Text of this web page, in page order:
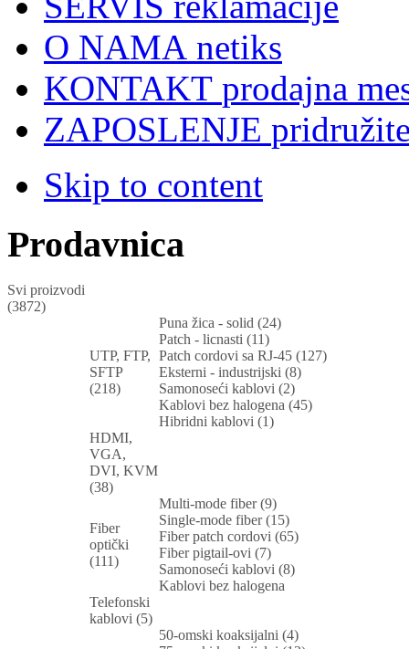
O NAMA netiks
KONTAKT prodajna
ZAPOSLENJE
Skip to content
Prodavnica
Svi proizvodi
(3872)
UTP, FTP,
SFTP
(218)
Puna žica - solid (24)
Patch - licnasti (11)
Patch cordovi sa RJ-45 (127)
Eksterni - industrijski (8)
Samonoseći kablovi (2)
Kablovi bez halogena (45)
Hibridni kablovi (1)
HDMI,
VGA,
DVI, KVM
(38)
Fiber
optički
(111)
Multi-mode fiber (9)
Single-mode fiber (15)
Fiber patch cordovi (65)
Fiber pigtail-ovi (7)
Samonoseći kablovi (8)
Kablovi bez halogena
Telefonski
kablovi (5)
50-omski koaksijalni (4)